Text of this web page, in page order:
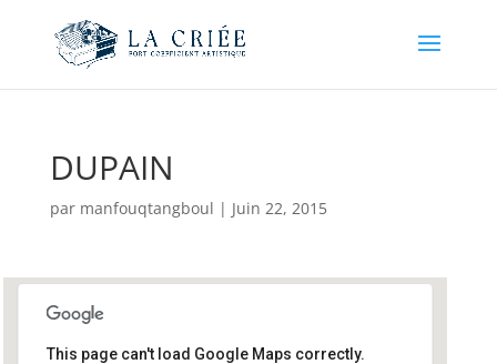
DUPAIN
par manfouqtangboul | Juin 22, 2015
This page can't load Google Maps correctly.